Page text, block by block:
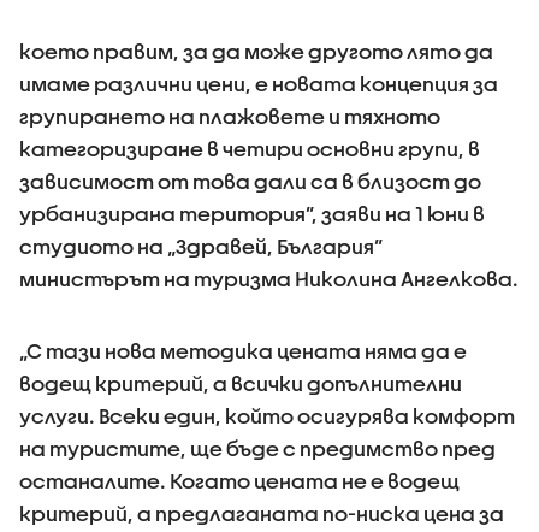
което правим, за да може другото лято да
имаме различни цени, е новата концепция за
групирането на плажовете и тяхното
категоризиране в четири основни групи, в
зависимост от това дали са в близост до
урбанизирана територия”, заяви на 1 юни в
студиото на „Здравей, България”
министърът на туризма Николина Ангелкова.
„С тази нова методика цената няма да е
водещ критерий, а всички допълнителни
услуги. Всеки един, който осигурява комфорт
на туристите, ще бъде с предимство пред
останалите. Когато цената не е водещ
критерий, а предлаганата по-ниска цена за